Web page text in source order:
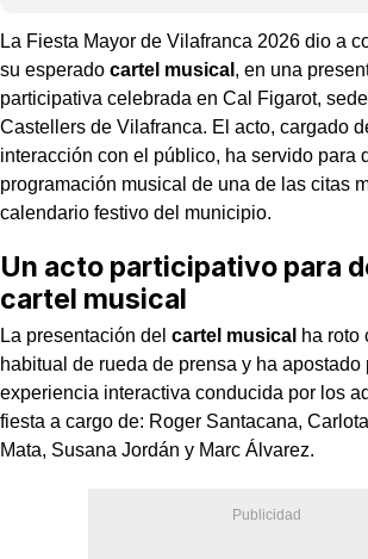
La Fiesta Mayor de Vilafranca 2026 dio a
su esperado cartel musical , en una
participativa celebrada en Cal Figarot,
Castellers de Vilafranca. El acto, cargado
interacción con el público, ha servido para
programación musical de una de las citas
calendario festivo del municipio.
Un acto participativo para
cartel musical
La presentación del cartel musical ha roto
habitual de rueda de prensa y ha apostado
experiencia interactiva conducida por los
fiesta a cargo de: Roger Santacana,
Mata, Susana Jordán y Marc Álvarez.